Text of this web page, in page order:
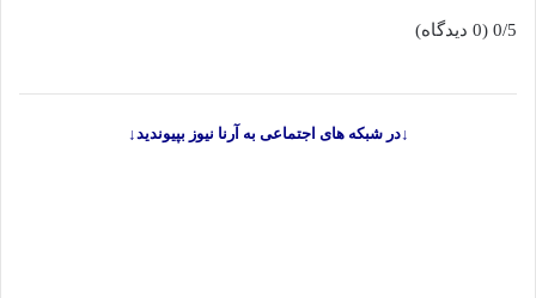
0/5 (0 دیدگاه)
↓در شبکه های اجتماعی به آرنا نیوز بپیوندید↓